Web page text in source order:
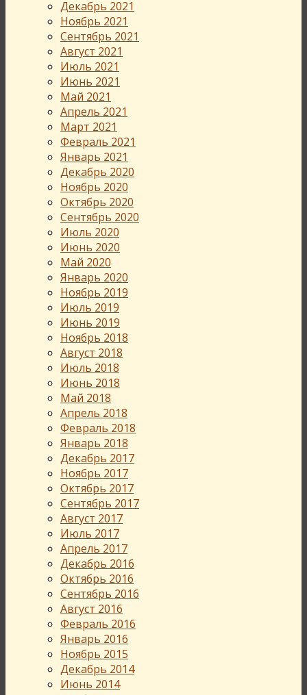
Декабрь 2021
Ноябрь 2021
Сентябрь 2021
Август 2021
Июль 2021
Июнь 2021
Май 2021
Апрель 2021
Март 2021
Февраль 2021
Январь 2021
Декабрь 2020
Ноябрь 2020
Октябрь 2020
Сентябрь 2020
Июль 2020
Июнь 2020
Май 2020
Январь 2020
Ноябрь 2019
Июль 2019
Июнь 2019
Ноябрь 2018
Август 2018
Июль 2018
Июнь 2018
Май 2018
Апрель 2018
Февраль 2018
Январь 2018
Декабрь 2017
Ноябрь 2017
Октябрь 2017
Сентябрь 2017
Август 2017
Июль 2017
Апрель 2017
Декабрь 2016
Октябрь 2016
Сентябрь 2016
Август 2016
Февраль 2016
Январь 2016
Ноябрь 2015
Декабрь 2014
Июнь 2014